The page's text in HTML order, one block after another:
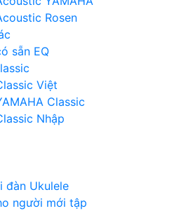
Rosen
sẵn EQ
Việt
Classic
Nhập
đàn Ukulele
người mới tập